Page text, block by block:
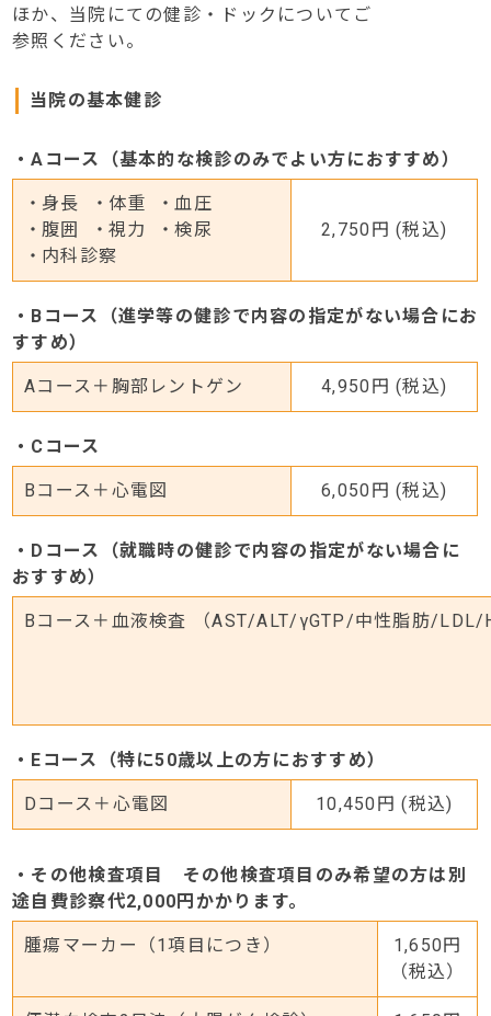
ほか、当院にての健診・ドックについてご
参照ください。
当院の基本健診
・Aコース（基本的な検診のみでよい方におすすめ）
身長 体重
血圧
腹囲
視力
検尿
内科診察
2,750円 (税込)
・Bコース（進学等の健診で内容の指定がない場合にお
すすめ）
Aコース＋胸部レントゲン 4,950円 (税込)
・Cコース
Bコース＋心電図 6,050円 (税込)
・Dコース（就職時の健診で内容の指定がない場合に
おすすめ）
Bコース＋血液検査 （AST/ALT/γGTP/中性脂肪/
・Eコース（特に50歳以上の方におすすめ）
Dコース＋心電図 10,450円 (税込)
・その他検査項目 その他検査項目のみ希望の方は別
途自費診察代2,000円かかります。
腫瘍マーカー（1項目につき）
1,650円
（税込）